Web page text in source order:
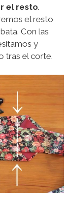
el resto.
el resto
Con las
y
tras el corte.